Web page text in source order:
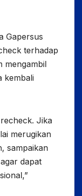
Gapersus
terhadap
mengambil
kembali
Jika
merugikan
sampaikan
dapat